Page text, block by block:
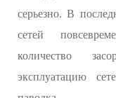
серьезно. В
сетей
количество
эксплуатацию